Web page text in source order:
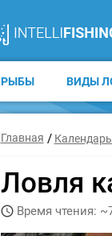
РЫБЫ ВИДЫ
Главная
Ловля
Время чтения: